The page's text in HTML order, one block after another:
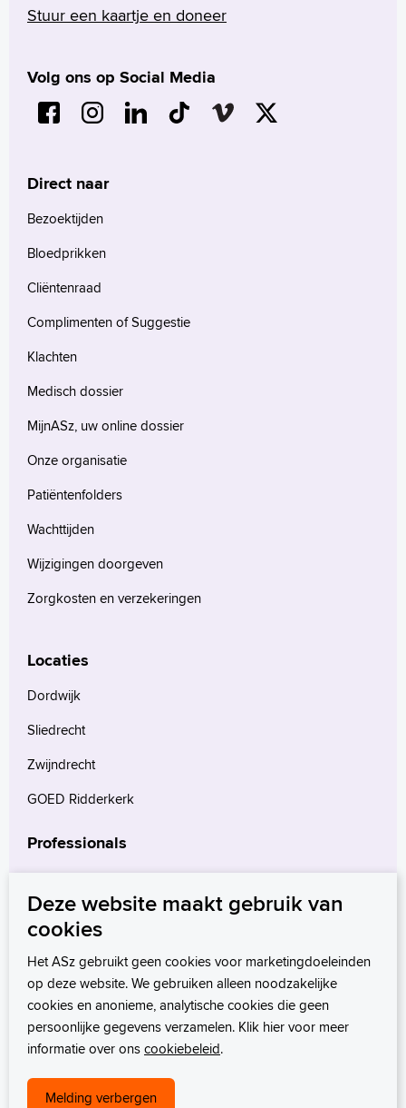
Stuur een kaartje en doneer
Volg ons op Social Media
Direct naar
Bezoektijden
Bloedprikken
Cliëntenraad
Complimenten of Suggestie
Klachten
Medisch dossier
MijnASz, uw online dossier
Onze organisatie
Patiëntenfolders
Wachttijden
Wijzigingen doorgeven
Zorgkosten en verzekeringen
Locaties
Dordwijk
Sliedrecht
Zwijndrecht
GOED Ridderkerk
Professionals
Verwijzers
Wetenschappelijk onderzoek
Deze website maakt gebruik van
cookies
Het ASz gebruikt geen cookies voor marketingdoeleinden
op deze website. We gebruiken alleen noodzakelijke
cookies en anonieme, analytische cookies die geen
persoonlijke gegevens verzamelen. Klik hier voor meer
informatie over onscookiebeleid.
Melding verbergen